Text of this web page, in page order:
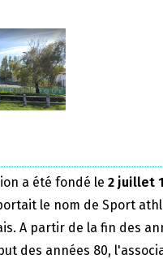
a été fondé le 2 juillet
le nom de Sport
A partir de la fin des
des années 80,